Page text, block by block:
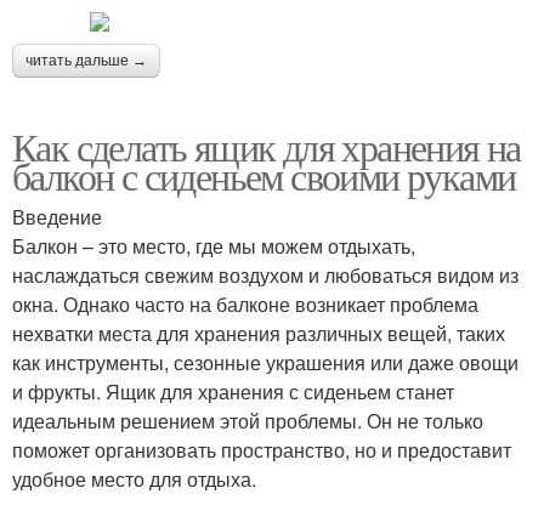
читать дальше →
Как сделать ящик для хранения на
балкон с сиденьем своими руками
Введение
Балкон – это место, где мы можем отдыхать,
наслаждаться свежим воздухом и любоваться видом из
окна. Однако часто на балконе возникает проблема
нехватки места для хранения различных вещей, таких
как инструменты, сезонные украшения или даже овощи
и фрукты. Ящик для хранения с сиденьем станет
идеальным решением этой проблемы. Он не только
поможет организовать пространство, но и предоставит
удобное место для отдыха.